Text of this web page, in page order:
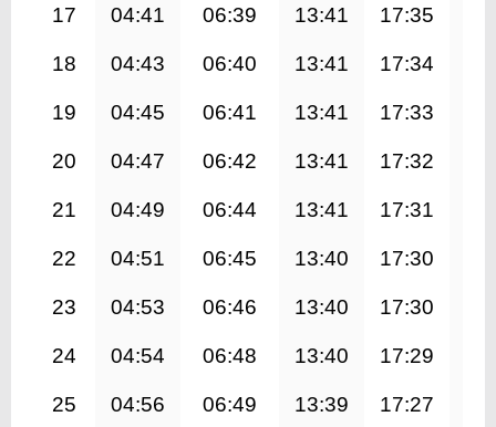
17 04:41 06:39 13:41 17:35
18 04:43 06:40 13:41 17:34
19 04:45 06:41 13:41 17:33
20 04:47 06:42 13:41 17:32
21 04:49 06:44 13:41 17:31
22 04:51 06:45 13:40 17:30
23 04:53 06:46 13:40 17:30
24 04:54 06:48 13:40 17:29
25 04:56 06:49 13:39 17:27